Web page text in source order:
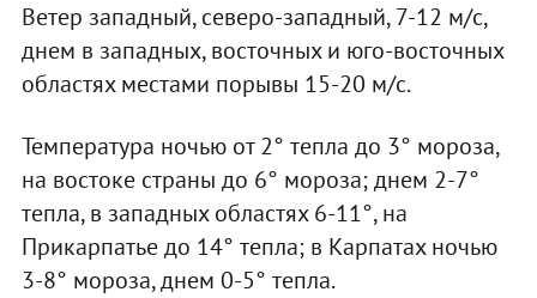
Ветер западный, северо-западный, 7-12 м/с,
днем в западных, восточных и юго-восточных
областях местами порывы 15-20 м/с.
Температура ночью от 2° тепла до 3° мороза,
на востоке страны до 6° мороза; днем 2-7°
тепла, в западных областях 6-11°, на
Прикарпатье до 14° тепла; в Карпатах ночью
3-8° мороза, днем 0-5° тепла.